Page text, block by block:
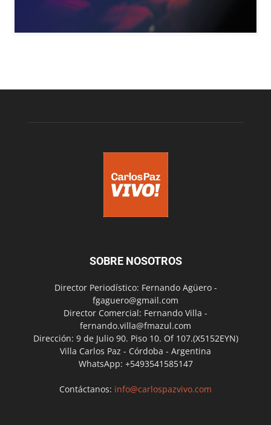
SOBRE NOSOTROS
Director Periodístico: Fernando Agüero -
fgaguero@gmail.com
Director Comercial: Fernando Villa -
fernando.villa@fmazul.com
Dirección: 9 de Julio 90. Piso 10. Of 107.(X5152EYN)
Villa Carlos Paz - Córdoba - Argentina
WhatsApp: +5493541585147
Contáctanos: info@carlospazvivo.com